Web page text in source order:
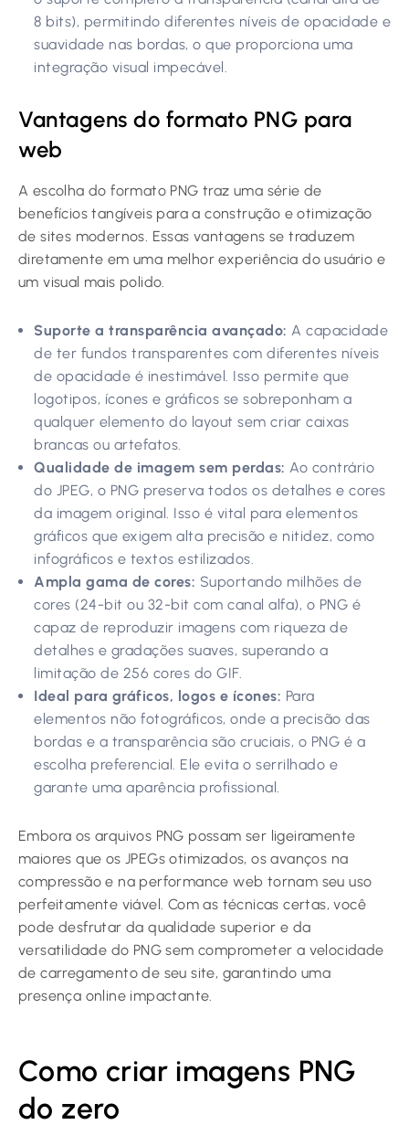
8 bits), permitindo diferentes níveis de opacidade e
suavidade nas bordas, o que proporciona uma
integração visual impecável.
Vantagens do formato PNG para
web
A escolha do formato PNG traz uma série de
benefícios tangíveis para a construção e otimização
de sites modernos. Essas vantagens se traduzem
diretamente em uma melhor experiência do usuário e
um visual mais polido.
Suporte a transparência avançado: A capacidade
de ter fundos transparentes com diferentes níveis
de opacidade é inestimável. Isso permite que
logotipos, ícones e gráficos se sobreponham a
qualquer elemento do layout sem criar caixas
brancas ou artefatos.
Qualidade de imagem sem perdas: Ao contrário
do JPEG, o PNG preserva todos os detalhes e cores
da imagem original. Isso é vital para elementos
gráficos que exigem alta precisão e nitidez, como
infográficos e textos estilizados.
Ampla gama de cores: Suportando milhões de
cores (24-bit ou 32-bit com canal alfa), o PNG é
capaz de reproduzir imagens com riqueza de
detalhes e gradações suaves, superando a
limitação de 256 cores do GIF.
Ideal para gráficos, logos e ícones: Para
elementos não fotográficos, onde a precisão das
bordas e a transparência são cruciais, o PNG é a
escolha preferencial. Ele evita o serrilhado e
garante uma aparência profissional.
Embora os arquivos PNG possam ser ligeiramente
maiores que os JPEGs otimizados, os avanços na
compressão e na performance web tornam seu uso
perfeitamente viável. Com as técnicas certas, você
pode desfrutar da qualidade superior e da
versatilidade do PNG sem comprometer a velocidade
de carregamento de seu site, garantindo uma
presença online impactante.
Como criar imagens PNG
do zero